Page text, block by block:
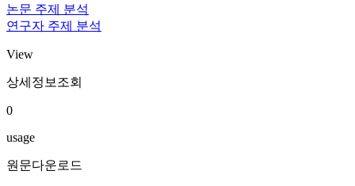
논문 주제 분석
연구자 주제 분석
View
상세정보조회
0
usage
원문다운로드